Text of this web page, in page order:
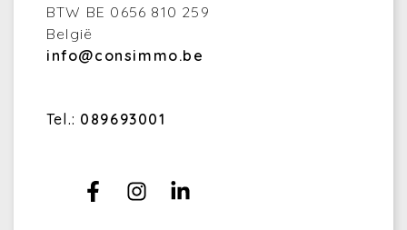
BTW BE 0656 810 259
België
info@consimmo.be
Tel.: 089693001